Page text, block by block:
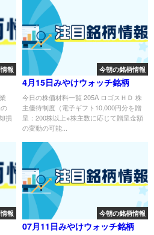
報
損
今朝の銘柄情報
4月15日みやけウォッチ銘柄
今日の株価材料一覧 205A ロゴスＨＤ 株
主優待制度（電子ギフト10,000円分を贈
呈：200株以上※株主数に応じて贈呈金額
の変動の可能...
報 今朝の銘柄情報
07月11日みやけウォッチ銘柄